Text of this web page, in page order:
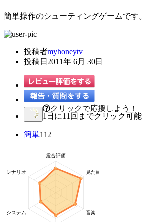
簡単操作のシューティングゲームです。
投稿者myhoneytv
投稿日 2011年 6月 30日
クリックで応援しよう！
1日に11回までクリック可能
簡単112